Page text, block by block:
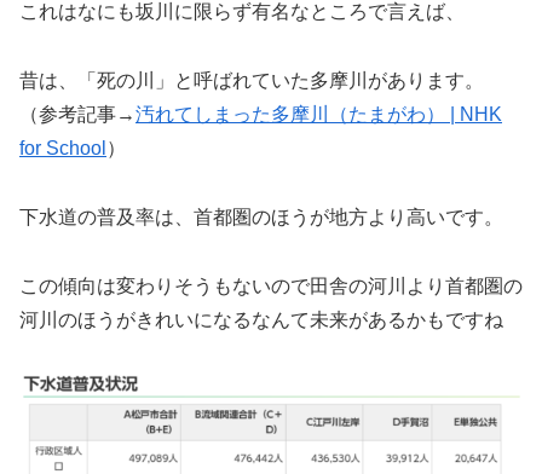
これはなにも坂川に限らず有名なところで言えば、
昔は、「死の川」と呼ばれていた多摩川があります。
（参考記事→汚れてしまった多摩川（たまがわ） | NHK
for School ）
下水道の普及率は、首都圏のほうが地方より高いです。
この傾向は変わりそうもないので田舎の河川より首都圏の
河川のほうがきれいになるなんて未来があるかもですね